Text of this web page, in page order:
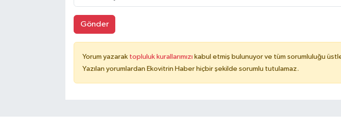
Gönder
Yorum yazarak topluluk kurallarımızı kabul etmiş bulunuyor ve tüm sorumluluğu
Yazılan yorumlardan Ekovitrin Haber hiçbir şekilde sorumlu tutulamaz.